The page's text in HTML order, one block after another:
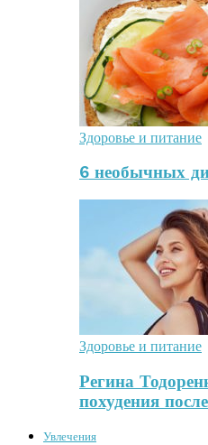
Здоровье и питание
6 необычных
Здоровье и питание
Регина
похудения
Увлечения